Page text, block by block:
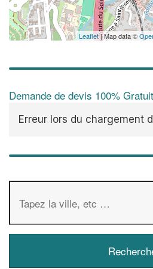
Leaflet| Map data ©
Demande de devis 100% Gratuit
Erreur lors du chargement